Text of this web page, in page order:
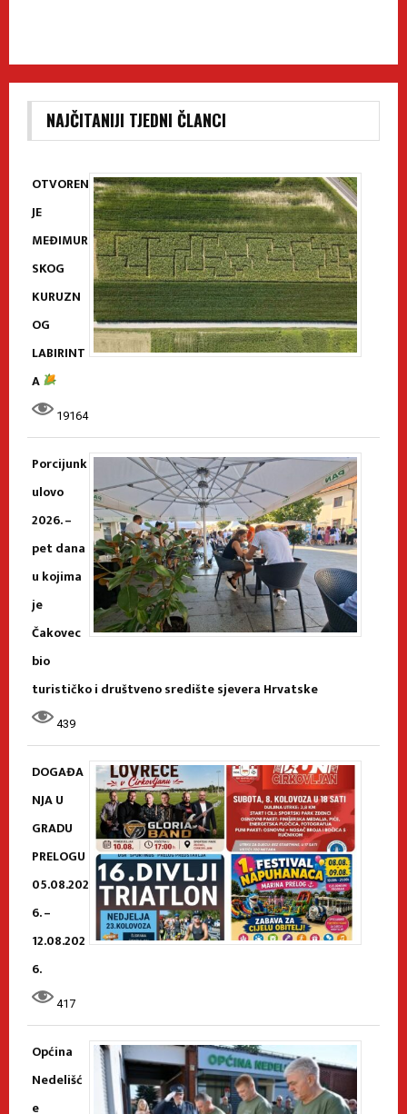
NAJČITANIJI TJEDNI ČLANCI
OTVOREN
JE
MEĐIMUR
SKOG
KURUZN
OG
LABIRINT
A
19164
Porcijunk
ulovo
2026. –
pet dana
u kojima
je
Čakovec
bio
turističko i društveno središte sjevera Hrvatske
439
DOGAĐA
NJA U
GRADU
PRELOGU
05.08.202
6. –
12.08.202
6.
417
Općina
Nedelišć
e